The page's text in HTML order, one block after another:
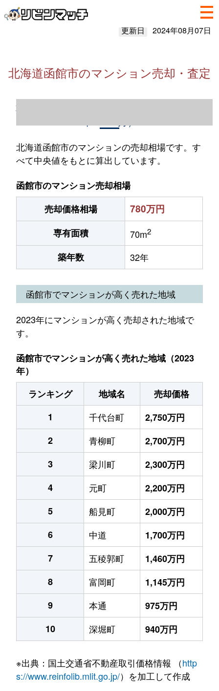
更新日 2024年08月07日
北海道函館市のマンション売却・査定
北海道函館市のマンション売却情報（2023
北海道函館市のマンションの売却相場です。す
べて中央値をもとに算出しています。
函館市のマンション売却相場
売却価格相場
780万円
専有面積 70m2
築年数 32年
函館市でマンションが高く売れた地域
2023年にマンションが高く売却された地域で
す。
函館市でマンションが高く売れた地域（2023
年）
ランキング
地域名
売却価格
1
千代台町
2,750万円
2
青柳町
2,700万円
3
梁川町
2,300万円
4
元町
2,200万円
5
船見町
2,000万円
6
中道
1,700万円
7
五稜郭町
1,460万円
8
富岡町
1,145万円
9
本通
975万円
10
深堀町 940万円
※出典：国土交通省不動産取引価格情報 （http
s://www.reinfolib.mlit.go.jp/）を加工して作成